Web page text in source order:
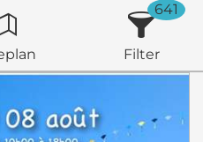
Filter
641